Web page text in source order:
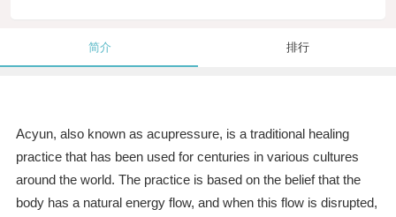
简介 排行
Acyun, also known as acupressure, is a traditional healing
practice that has been used for centuries in various cultures
around the world. The practice is based on the belief that the
body has a natural energy flow, and when this flow is disrupted,